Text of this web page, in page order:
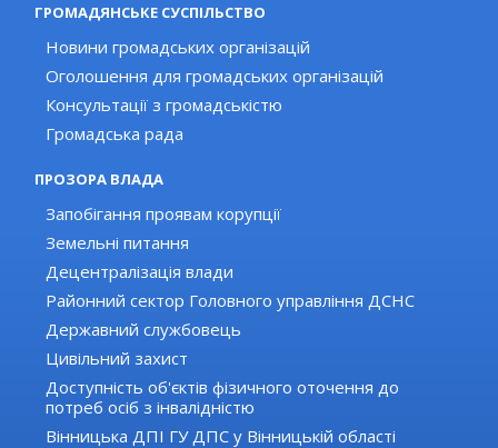
ГРОМАДЯНСЬКЕ СУСПІЛЬСТВО
Новини громадських організацій
Оголошення для громадських організацій
Консультації з громадськістю
Громадська рада
ПРОЗОРА ВЛАДА
Запобігання проявам корупції
Земельні питання
Децентралізація влади
Районний сектор Головного управління ДСНС
Державний службовець
Цивільний захист
Доступність об'єктів фізичного оточення до
потреб осіб з інвалідністю
Вінницька ДПІ ГУ ДПС у Вінницькій області